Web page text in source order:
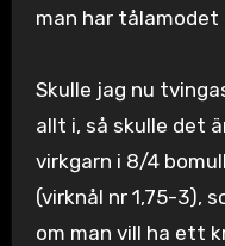
man har
Skulle jag nu
allt i, så skulle det
virkgarn i 8/4
(virknål nr 1,75-3),
om man vill ha ett